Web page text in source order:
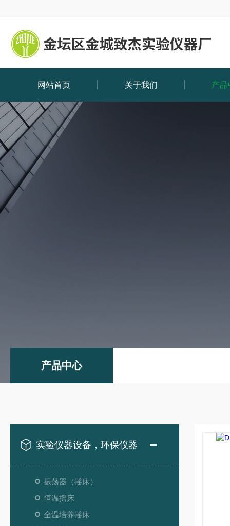
网站首页 关于我们 产品
产品中心
实验仪器设备，环保仪器
振荡器（摇床）
恒温摇床
全温培养摇床